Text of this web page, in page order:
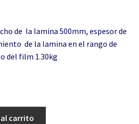
de la lamina 500mm, espesor de
de la lamina en el rango de
del film 1.30kg
carrito